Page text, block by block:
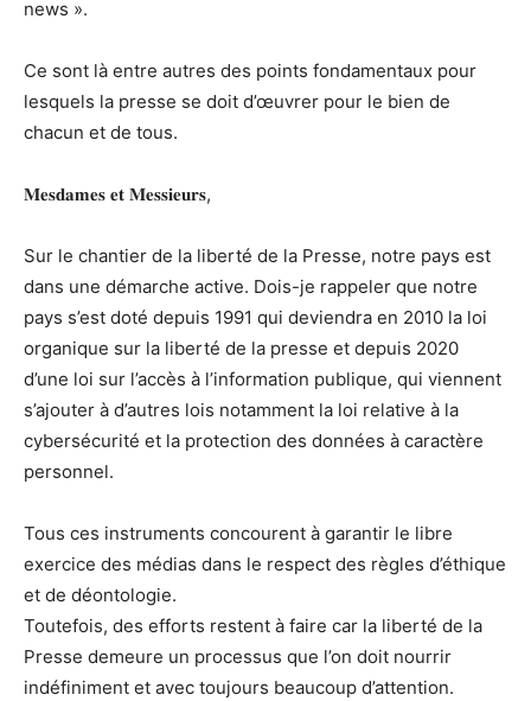
news ».
Ce sont là entre autres des points fondamentaux pour
lesquels la presse se doit d’œuvrer pour le bien de
chacun et de tous.
𝐌𝐞𝐬𝐝𝐚𝐦𝐞𝐬 𝐞𝐭 𝐌𝐞𝐬𝐬𝐢𝐞𝐮𝐫𝐬,
Sur le chantier de la liberté de la Presse, notre pays est
dans une démarche active. Dois-je rappeler que notre
pays s’est doté depuis 1991 qui deviendra en 2010 la loi
organique sur la liberté de la presse et depuis 2020
d’une loi sur l’accès à l’information publique, qui viennent
s’ajouter à d’autres lois notamment la loi relative à la
cybersécurité et la protection des données à caractère
personnel.
Tous ces instruments concourent à garantir le libre
exercice des médias dans le respect des règles d’éthique
et de déontologie.
Toutefois, des efforts restent à faire car la liberté de la
Presse demeure un processus que l’on doit nourrir
indéfiniment et avec toujours beaucoup d’attention.